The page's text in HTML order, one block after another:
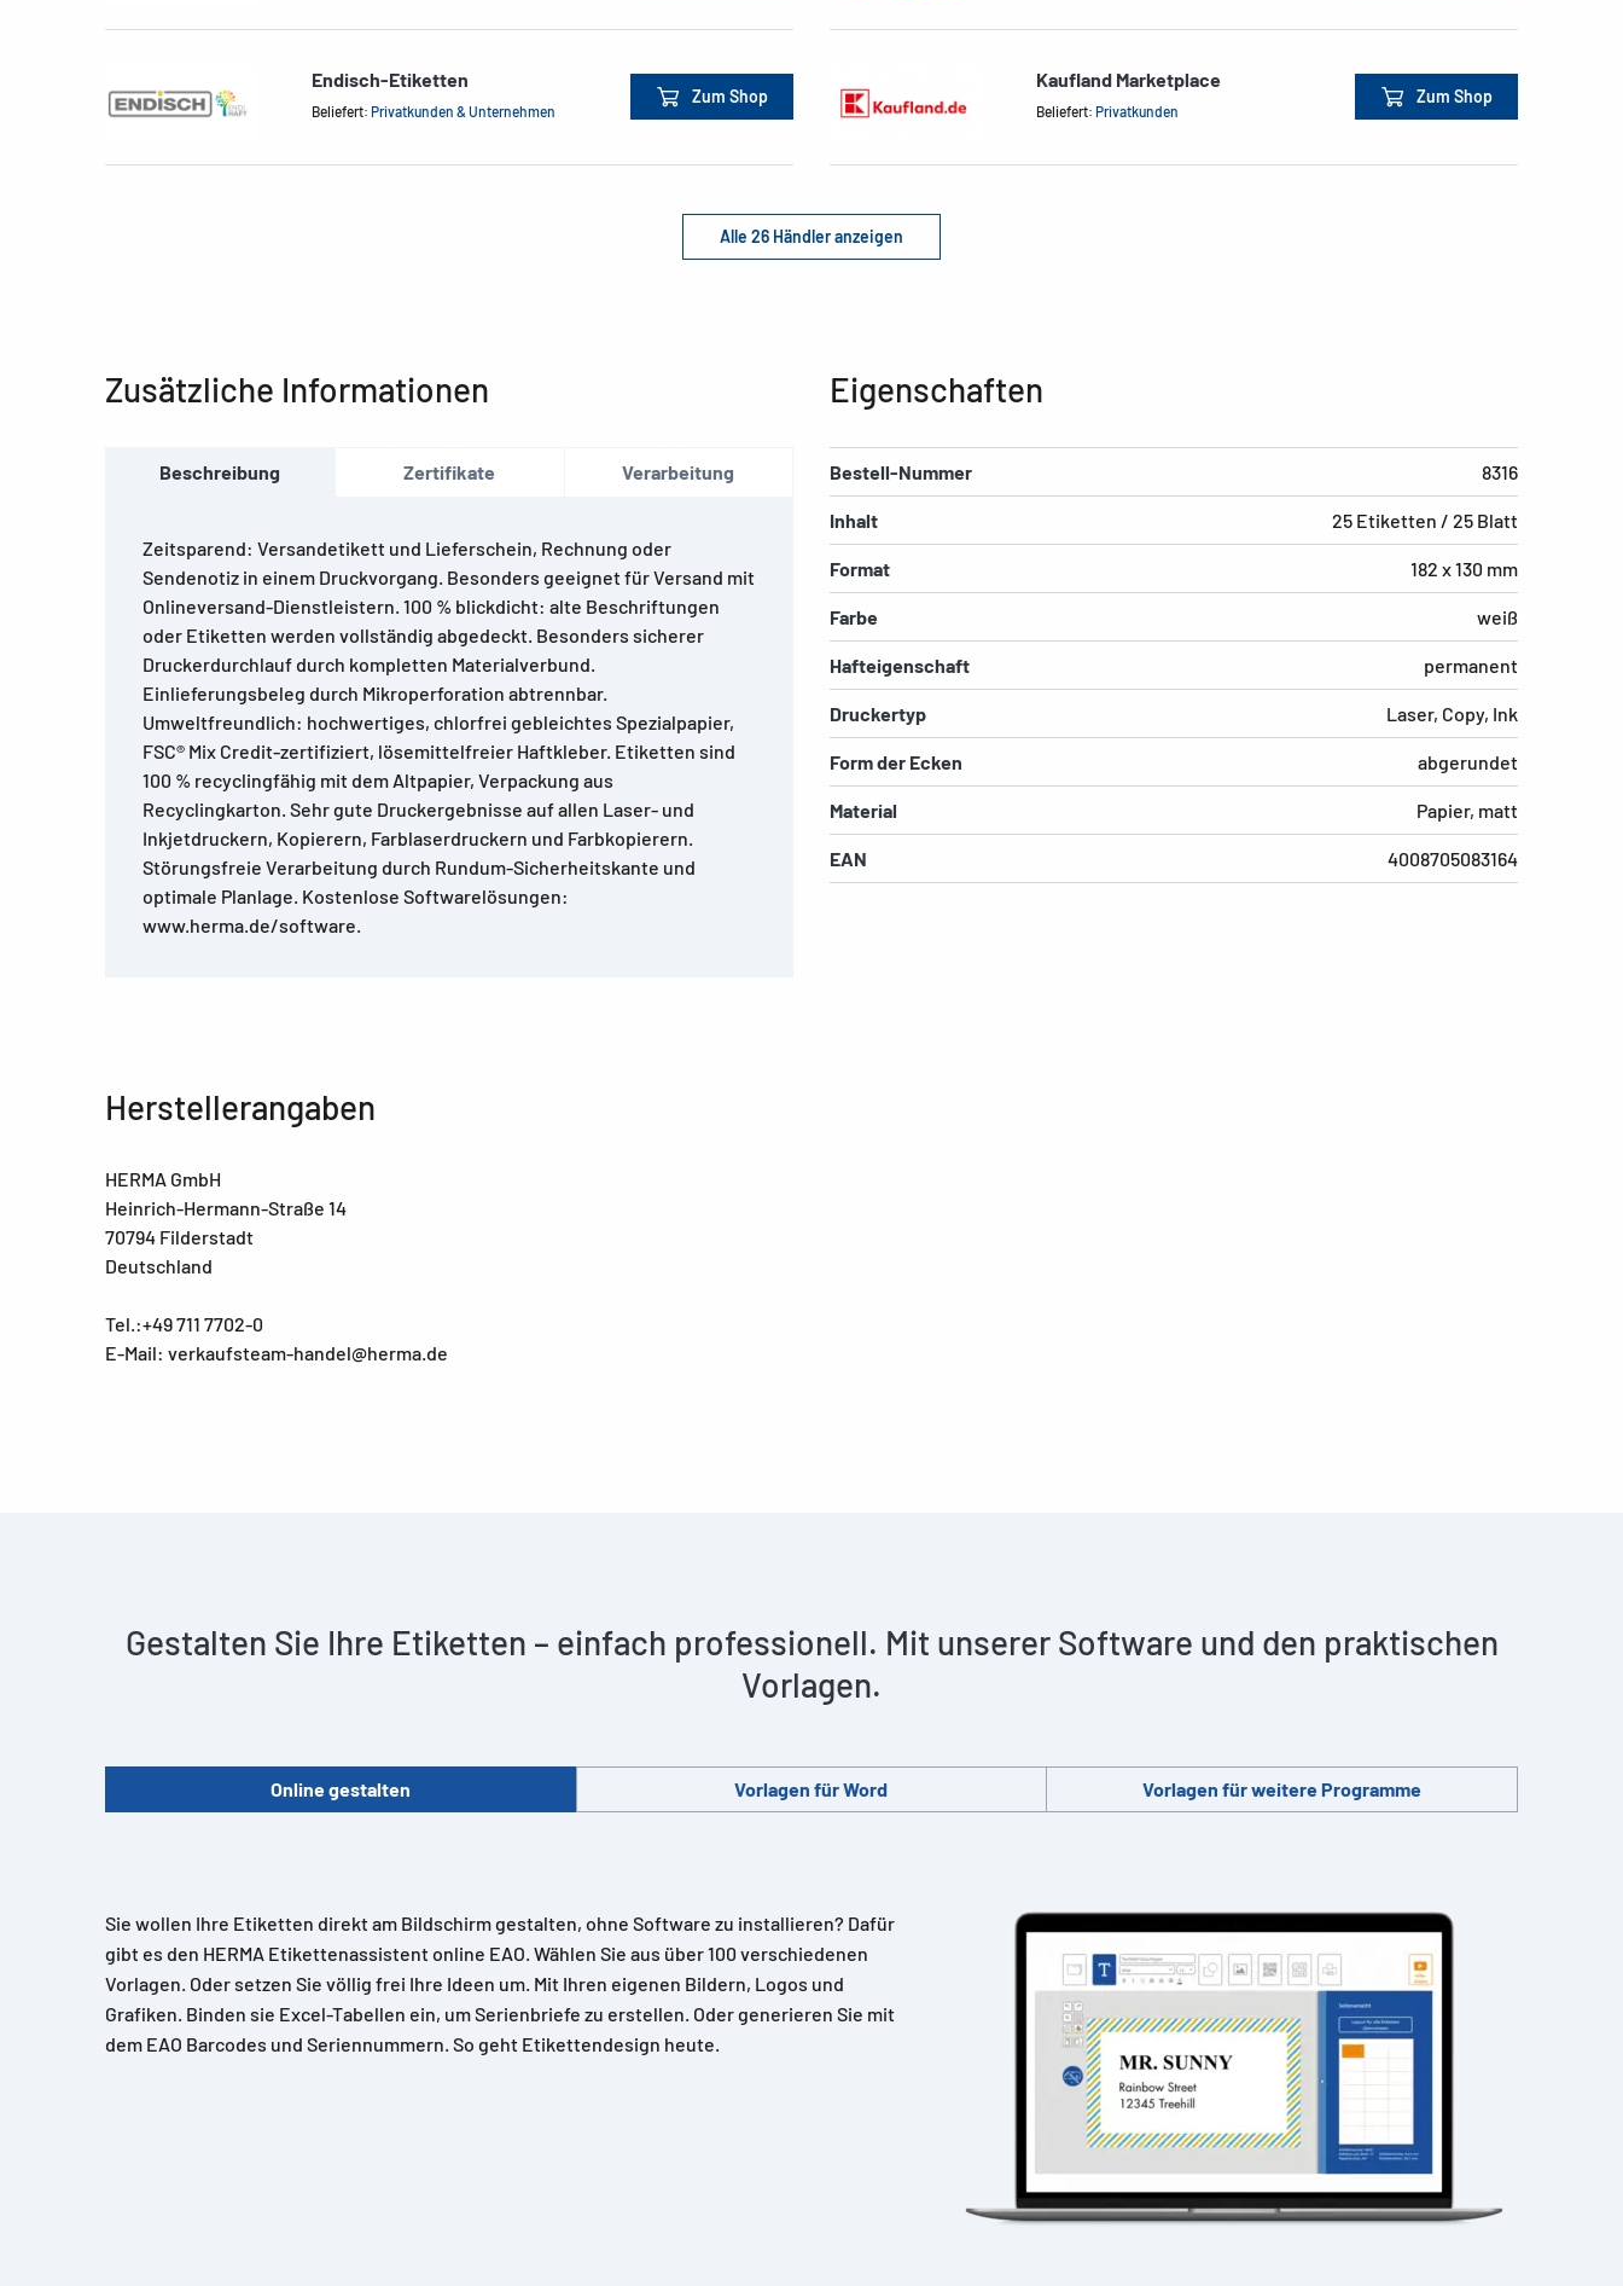
Endisch-Etiketten
Beliefert: Privatkunden & Unternehmen
Zum Shop
Kaufland Marketplace
Beliefert: Privatkunden
Zum Shop
Alle 26 Händler anzeigen
Zusätzliche Informationen
Beschreibung Zertifikate Verarbeitung
Zeitsparend: Versandetikett und Lieferschein, Rechnung oder
Sendenotiz in einem Druckvorgang. Besonders geeignet für Versand mit
Onlineversand-Dienstleistern. 100 % blickdicht: alte Beschriftungen
oder Etiketten werden vollständig abgedeckt. Besonders sicherer
Druckerdurchlauf durch kompletten Materialverbund.
Einlieferungsbeleg durch Mikroperforation abtrennbar.
Umweltfreundlich: hochwertiges, chlorfrei gebleichtes Spezialpapier,
FSC® Mix Credit-zertifiziert, lösemittelfreier Haftkleber. Etiketten sind
100 % recyclingfähig mit dem Altpapier, Verpackung aus
Recyclingkarton. Sehr gute Druckergebnisse auf allen Laser- und
Inkjetdruckern, Kopierern, Farblaserdruckern und Farbkopierern.
Störungsfreie Verarbeitung durch Rundum-Sicherheitskante und
optimale Planlage. Kostenlose Softwarelösungen:
www.herma.de/software.
Eigenschaften
Bestell-Nummer 8316
Inhalt 25 Etiketten / 25 Blatt
Format 182 x 130 mm
Farbe weiß
Hafteigenschaft permanent
Druckertyp Laser, Copy, Ink
Form der Ecken abgerundet
Material Papier, matt
EAN 4008705083164
Herstellerangaben
HERMA GmbH
Heinrich-Hermann-Straße 14
70794 Filderstadt
Deutschland
Tel.:+49 711 7702-0
E-Mail: verkaufsteam-handel@herma.de
Gestalten Sie Ihre Etiketten – einfach professionell. Mit unserer Software und den praktischen
Vorlagen.
Online gestalten Vorlagen für Word Vorlagen für weitere Programme
Sie wollen Ihre Etiketten direkt am Bildschirm gestalten, ohne Software zu installieren? Dafür
gibt es den HERMA Etikettenassistent online EAO. Wählen Sie aus über 100 verschiedenen
Vorlagen. Oder setzen Sie völlig frei Ihre Ideen um. Mit Ihren eigenen Bildern, Logos und
Grafiken. Binden sie Excel-Tabellen ein, um Serienbriefe zu erstellen. Oder generieren Sie mit
dem EAO Barcodes und Seriennummern. So geht Etikettendesign heute.